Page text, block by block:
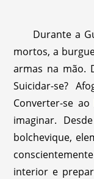
Durante a
mortos, a
armas na mão.
Suicidar-se?
Converter-se ao
imaginar.
bolchevique,
interior e